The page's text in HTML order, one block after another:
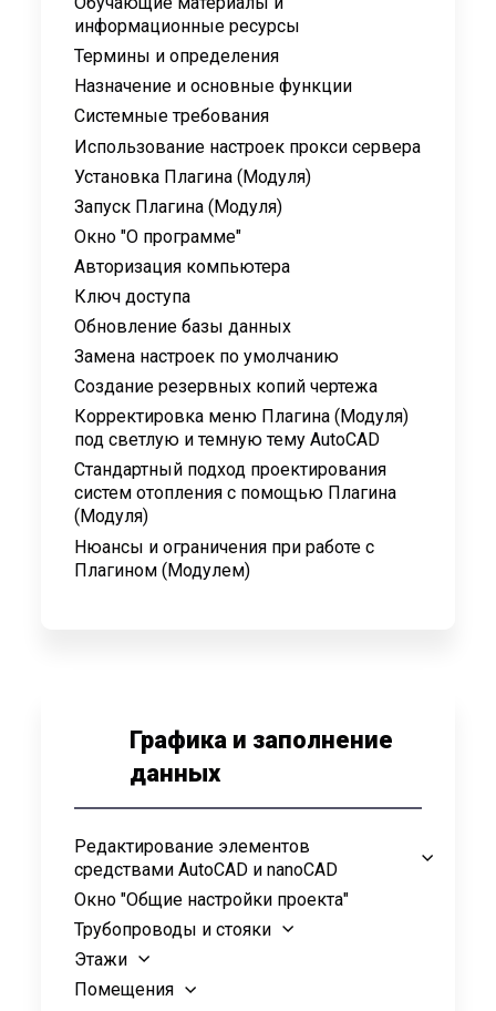
информационные ресурсы
Термины и определения
Назначение и основные функции
Системные требования
Использование настроек прокси сервера
Установка Плагина (Модуля)
Запуск Плагина (Модуля)
Окно "О программе"
Авторизация компьютера
Ключ доступа
Обновление базы данных
Замена настроек по умолчанию
Создание резервных копий чертежа
Корректировка меню Плагина (Модуля)
под светлую и темную тему AutoCAD
Стандартный подход проектирования
систем отопления с помощью Плагина
(Модуля)
Нюансы и ограничения при работе с
Плагином (Модулем)
Графика и заполнение
данных
Редактирование элементов
средствами AutoCAD и nanoCAD
Окно "Общие настройки проекта"
Трубопроводы и стояки
Этажи
Помещения